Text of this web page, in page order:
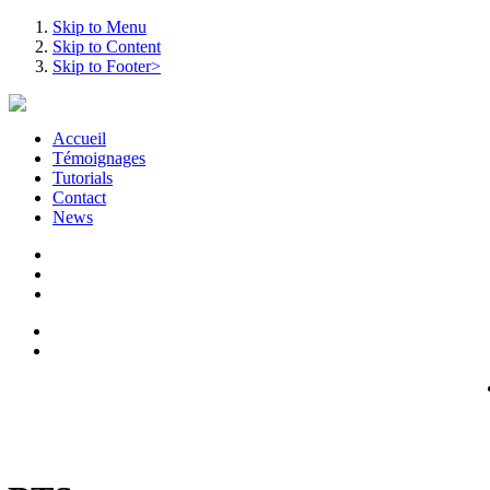
Skip to Menu
Skip to Content
Skip to Footer>
Accueil
Témoignages
Tutorials
Contact
News